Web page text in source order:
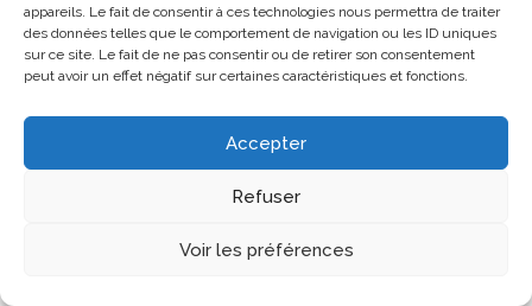
appareils. Le fait de consentir à ces technologies nous permettra de traiter
des données telles que le comportement de navigation ou les ID uniques
sur ce site. Le fait de ne pas consentir ou de retirer son consentement
peut avoir un effet négatif sur certaines caractéristiques et fonctions.
Accepter
Refuser
Voir les préférences
BRÈVE : L’écorchement – Jacques Mateu